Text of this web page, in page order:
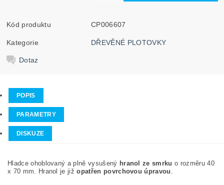
Kód produktu CP006607
Kategorie DŘEVĚNÉ PLOTOVKY
Dotaz
POPIS
PARAMETRY
DISKUZE
Hladce ohoblovaný a plně vysušený hranol ze smrku o rozměru 40
x 70 mm. Hranol je jižopatřen povrchovou úpravou .